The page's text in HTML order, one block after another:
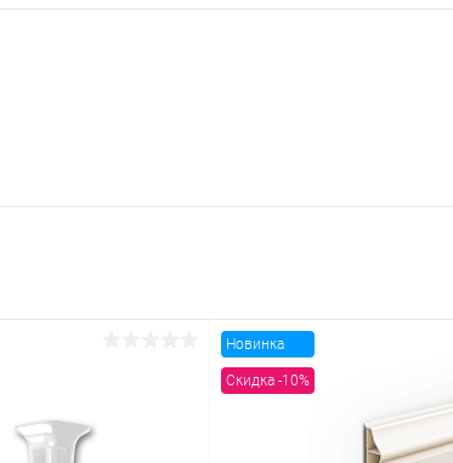
Новинка
Скидка -10%